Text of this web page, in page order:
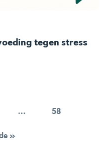
tegen stress
… 58
»